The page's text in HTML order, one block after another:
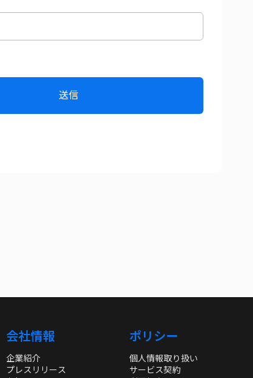
会社情報
企業紹介
プレスリリース
ポリシー
個人情報取り扱い
サービス契約